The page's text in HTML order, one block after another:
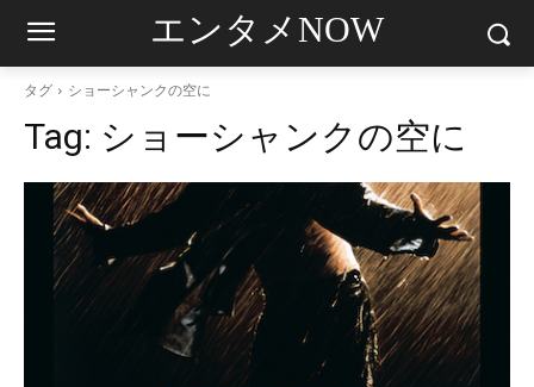
エンタメNOW
タグ ショーシャンクの空に
Tag: ショーシャンクの空に